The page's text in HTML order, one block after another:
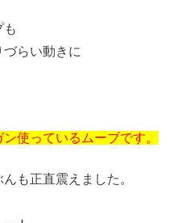
も
づらい動きに
使っているムーブです。
も正直震えました。